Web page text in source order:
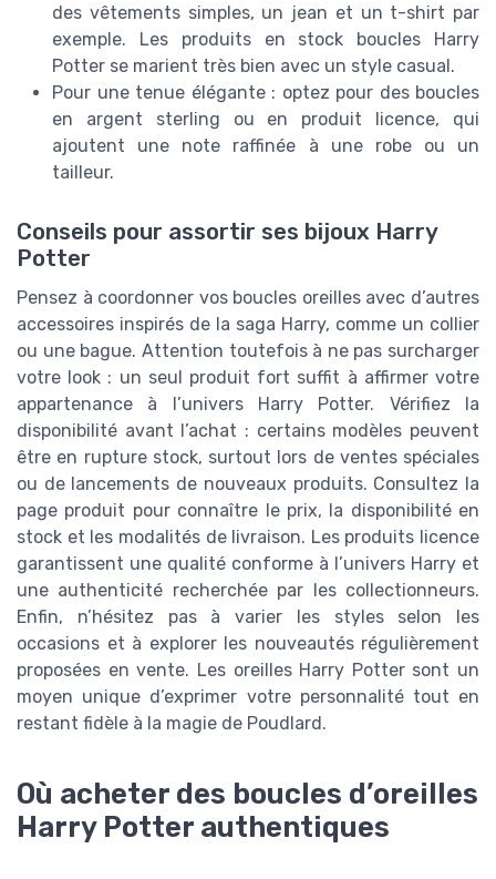
des vêtements simples, un jean et un t-shirt par
exemple. Les produits en stock boucles Harry
Potter se marient très bien avec un style casual.
Pour une tenue élégante : optez pour des boucles
en argent sterling ou en produit licence, qui
ajoutent une note raffinée à une robe ou un
tailleur.
Conseils pour assortir ses bijoux Harry
Potter
Pensez à coordonner vos boucles oreilles avec d’autres
accessoires inspirés de la saga Harry, comme un collier
ou une bague. Attention toutefois à ne pas surcharger
votre look : un seul produit fort suffit à affirmer votre
appartenance à l’univers Harry Potter. Vérifiez la
disponibilité avant l’achat : certains modèles peuvent
être en rupture stock, surtout lors de ventes spéciales
ou de lancements de nouveaux produits. Consultez la
page produit pour connaître le prix, la disponibilité en
stock et les modalités de livraison. Les produits licence
garantissent une qualité conforme à l’univers Harry et
une authenticité recherchée par les collectionneurs.
Enfin, n’hésitez pas à varier les styles selon les
occasions et à explorer les nouveautés régulièrement
proposées en vente. Les oreilles Harry Potter sont un
moyen unique d’exprimer votre personnalité tout en
restant fidèle à la magie de Poudlard.
Où acheter des boucles d’oreilles
Harry Potter authentiques